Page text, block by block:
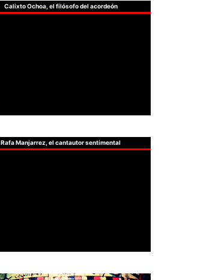
Calixto Ochoa, el filósofo del acordeón
Rafa Manjarrez, el cantautor sentimental